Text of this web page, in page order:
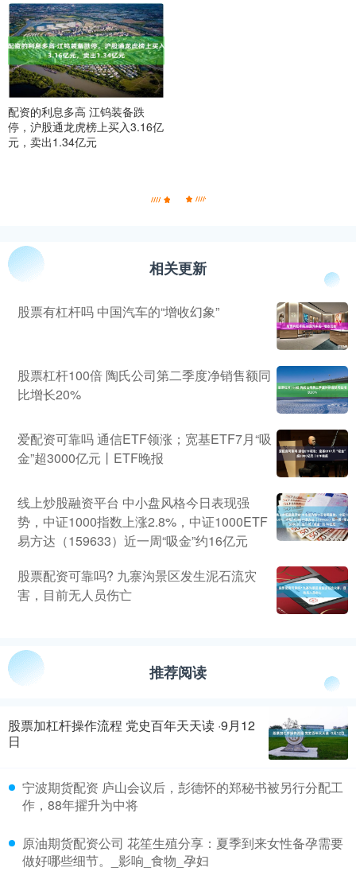
配资的利息多高 江钨装备跌
停，沪股通龙虎榜上买入3.16亿
元，卖出1.34亿元
相关更新
股票有杠杆吗 中国汽车的“增收幻象”
股票杠杆100倍 陶氏公司第二季度净销售额同
比增长20%
爱配资可靠吗 通信ETF领涨；宽基ETF7月“吸
金”超3000亿元丨ETF晚报
线上炒股融资平台 中小盘风格今日表现强
势，中证1000指数上涨2.8%，中证1000ETF
易方达（159633）近一周“吸金”约16亿元
股票配资可靠吗? 九寨沟景区发生泥石流灾
害，目前无人员伤亡
推荐阅读
股票加杠杆操作流程 党史百年天天读 ·9月12
日
宁波期货配资 庐山会议后，彭德怀的郑秘书被另行分配工
作，88年擢升为中将
原油期货配资公司 花笙生殖分享：夏季到来女性备孕需要
做好哪些细节。_影响_食物_孕妇